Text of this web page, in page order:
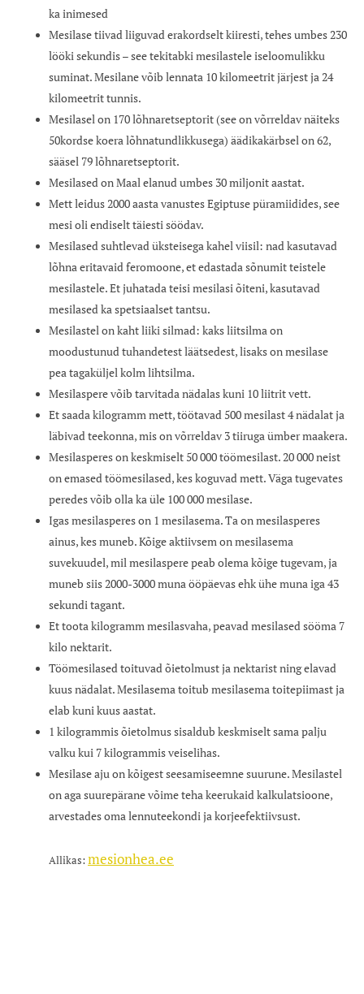
ka inimesed
Mesilase tiivad liiguvad erakordselt kiiresti, tehes umbes 230
lööki sekundis – see tekitabki mesilastele iseloomulikku
suminat. Mesilane võib lennata 10 kilomeetrit järjest ja 24
kilomeetrit tunnis.
Mesilasel on 170 lõhnaretseptorit (see on võrreldav näiteks
50kordse koera lõhnatundlikkusega) äädikakärbsel on 62,
sääsel 79 lõhnaretseptorit.
Mesilased on Maal elanud umbes 30 miljonit aastat.
Mett leidus 2000 aasta vanustes Egiptuse püramiidides, see
mesi oli endiselt täiesti söödav.
Mesilased suhtlevad üksteisega kahel viisil: nad kasutavad
lõhna eritavaid feromoone, et edastada sõnumit teistele
mesilastele. Et juhatada teisi mesilasi õiteni, kasutavad
mesilased ka spetsiaalset tantsu.
Mesilastel on kaht liiki silmad: kaks liitsilma on
moodustunud tuhandetest läätsedest, lisaks on mesilase
pea tagaküljel kolm lihtsilma.
Mesilaspere võib tarvitada nädalas kuni 10 liitrit vett.
Et saada kilogramm mett, töötavad 500 mesilast 4 nädalat ja
läbivad teekonna, mis on võrreldav 3 tiiruga ümber maakera.
Mesilasperes on keskmiselt 50 000 töömesilast. 20 000 neist
on emased töömesilased, kes koguvad mett. Väga tugevates
peredes võib olla ka üle 100 000 mesilase.
Igas mesilasperes on 1 mesilasema. Ta on mesilasperes
ainus, kes muneb. Kõige aktiivsem on mesilasema
suvekuudel, mil mesilaspere peab olema kõige tugevam, ja
muneb siis 2000-3000 muna ööpäevas ehk ühe muna iga 43
sekundi tagant.
Et toota kilogramm mesilasvaha, peavad mesilased sööma 7
kilo nektarit.
Töömesilased toituvad õietolmust ja nektarist ning elavad
kuus nädalat. Mesilasema toitub mesilasema toitepiimast ja
elab kuni kuus aastat.
1 kilogrammis õietolmus sisaldub keskmiselt sama palju
valku kui 7 kilogrammis veiselihas.
Mesilase aju on kõigest seesamiseemne suurune. Mesilastel
on aga suurepärane võime teha keerukaid kalkulatsioone,
arvestades oma lennuteekondi ja korjeefektiivsust.
Allikas:mesionhea.ee